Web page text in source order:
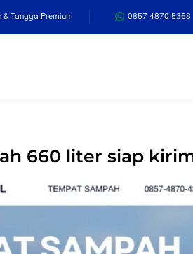
Tangga Premium 0857 4870 5368
660 liter siap